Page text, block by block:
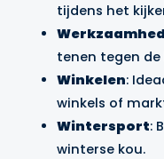
tijdens het
tenen tegen
Winkelen:
winkels of
Wintersport:
winterse kou.